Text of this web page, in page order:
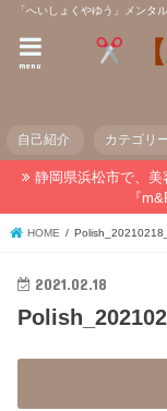
「へいしょくやゆう」メンタ
menu
自己紹介 カテゴリ
静岡県浜松市で、
『
HOME
2021.02.18